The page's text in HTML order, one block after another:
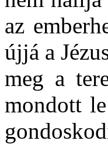
az
újjá a
meg a
mondott